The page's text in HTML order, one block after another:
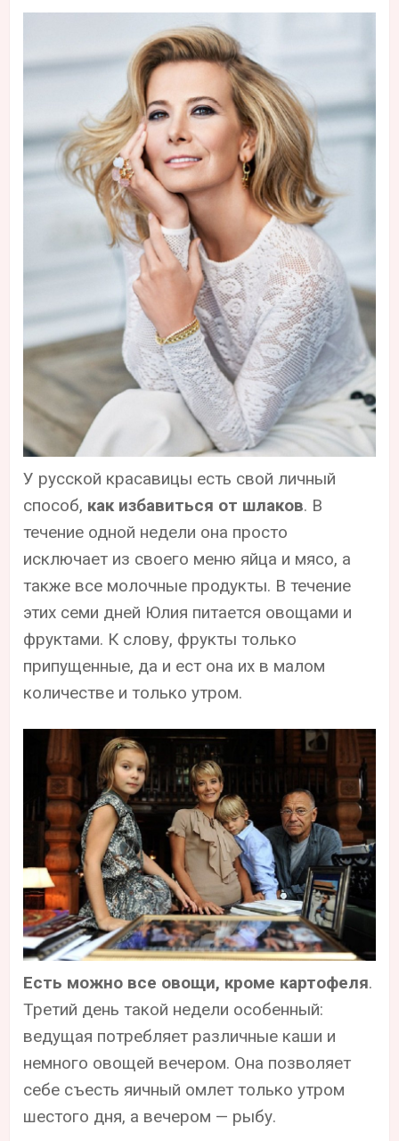
У русской красавицы есть свой личный
способ, как избавиться от шлаков. В
течение одной недели она просто
исключает из своего меню яйца и мясо, а
также все молочные продукты. В течение
этих семи дней Юлия питается овощами и
фруктами. К слову, фрукты только
припущенные, да и ест она их в малом
количестве и только утром.
Есть можно все овощи, кроме картофеля.
Третий день такой недели особенный:
ведущая потребляет различные каши и
немного овощей вечером. Она позволяет
себе съесть яичный омлет только утром
шестого дня, а вечером — рыбу.